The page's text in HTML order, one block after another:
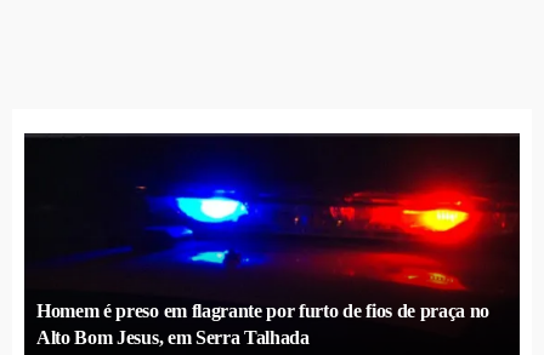
Homem é preso em flagrante por furto de fios de praça no
Alto Bom Jesus, em Serra Talhada